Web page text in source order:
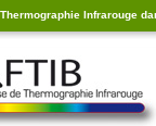
Infrarouge